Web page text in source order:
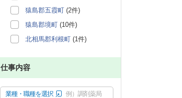
猿島郡五霞町 (2件)
猿島郡境町 (10件)
北相馬郡利根町 (1件)
仕事内容
業種・職種を選択 例）調剤薬局